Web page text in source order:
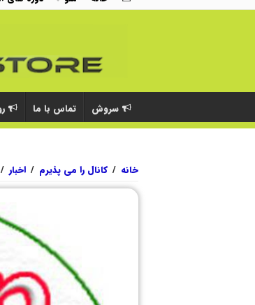
سروش تماس با ما
خانه / کانال را می پذیرم / اخبار /